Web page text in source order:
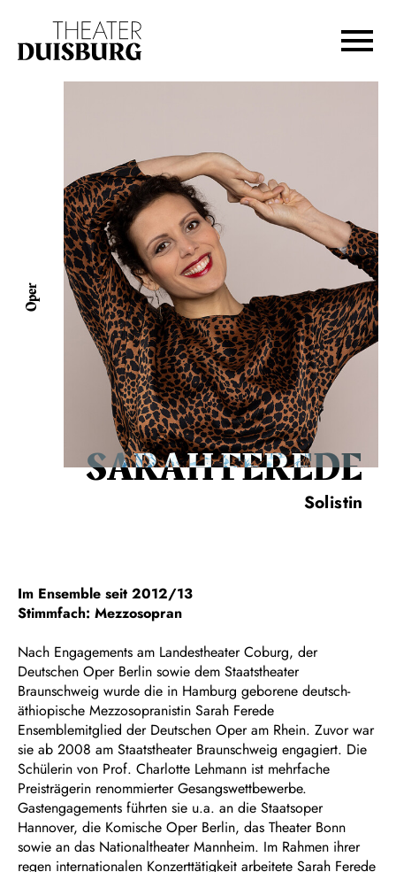
Zur Hauptnavigation springen
Zum Footer springen
Oper
SARAH FEREDE
Solistin
Im Ensemble seit 2012/13
Stimmfach: Mezzosopran
Nach Engagements am Landestheater Coburg, der
Deutschen Oper Berlin sowie dem Staatstheater
Braunschweig wurde die in Hamburg geborene deutsch-
äthiopische Mezzosopranistin Sarah Ferede
Ensemblemitglied der Deutschen Oper am Rhein. Zuvor war
sie ab 2008 am Staatstheater Braunschweig engagiert. Die
Schülerin von Prof. Charlotte Lehmann ist mehrfache
Preisträgerin renommierter Gesangswettbewerbe.
Gastengagements führten sie u.a. an die Staatsoper
Hannover, die Komische Oper Berlin, das Theater Bonn
sowie an das Nationaltheater Mannheim. Im Rahmen ihrer
regen internationalen Konzerttätigkeit arbeitete Sarah Ferede